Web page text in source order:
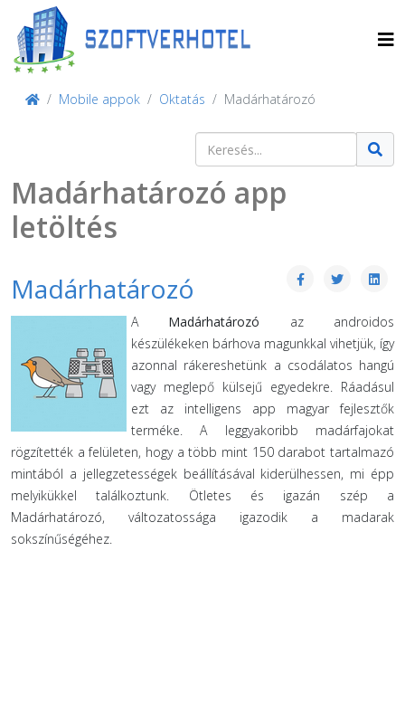
Mobile appok Oktatás Madárhatározó
Keresés
Madárhatározó app
letöltés
Madárhatározó
A Madárhatározó az androidos
készülékeken bárhova magunkkal vihetjük, így
azonnal rákereshetünk a csodálatos hangú
vagy meglepő külsejű egyedekre. Ráadásul
ezt az intelligens app magyar fejlesztők
terméke. A leggyakoribb madárfajokat
rögzítették a felületen, hogy a több mint 150 darabot tartalmazó
mintából a jellegzetességek beállításával kiderülhessen, mi épp
melyikükkel találkoztunk. Ötletes és igazán szép a
Madárhatározó, változatossága igazodik a madarak
sokszínűségéhez.